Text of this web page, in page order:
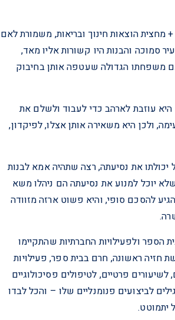
שלהם נוסח כנהוג בעשור הקודם – מזונות של 4,500 ש"ח + מחצית הוצאות חינוך ובריאות, משמורת לאם
סמוכה והבנות היו קשורות אליו מאד,
משפחתו הגדולה שעטפה אותן בחיבוק
עוזבת לארהב כדי לעבוד ולשלם את
ולכן היא משאירה אותן אצלו, לפיקדון,
את נסיעתה, רצה שתהיה אמא לבנות
יוכל למנוע את נסיעתה הם ניהלו משא
להסכם סופי, והיא פשוט ארזה מזוודה
הספר ולפעילויות החברתיות שהתקיימו
חזיה ראשונה, חרם בבית ספר, פעילויות
פרטיים, לטיפולים פסיכולוגיים
לביצועים פנומנליים שלו – והכל לבדו